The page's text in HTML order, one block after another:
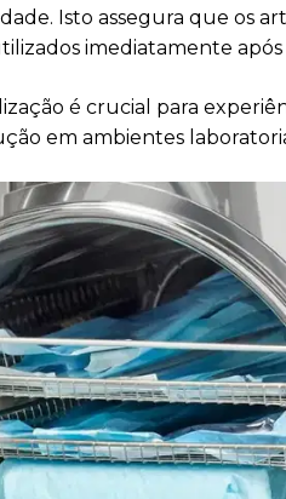
Isto assegura que os
imediatamente após
é crucial para
em ambientes